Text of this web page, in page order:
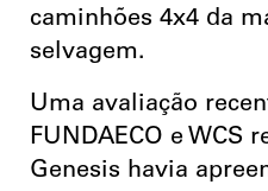
caminhões 4x4 da
selvagem.
Uma avaliação
FUNDAECO e WCS
Genesis havia